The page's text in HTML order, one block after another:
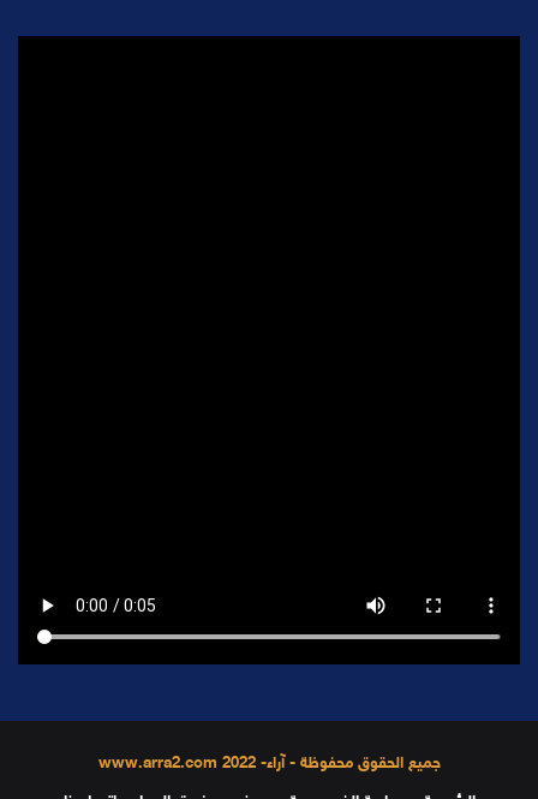
جميع الحقوق محفوظة - آراء- 2022 www.arra2.com